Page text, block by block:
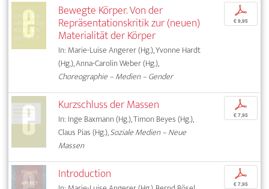
Bewegte Körper. Von der
Repräsentationskritik zur (neuen)
Materialität der Körper
In: Marie-Luise Angerer (Hg.), Yvonne Hardt
(Hg.), Anna-Carolin Weber (Hg.),
Choreographie – Medien – Gender
p
€ 9,95
Kurzschluss der Massen
In: Inge Baxmann (Hg.), Timon Beyes (Hg.),
Claus Pias (Hg.),Soziale Medien – Neue
Massen
p
€ 7,95
Introduction p
€ 7,95